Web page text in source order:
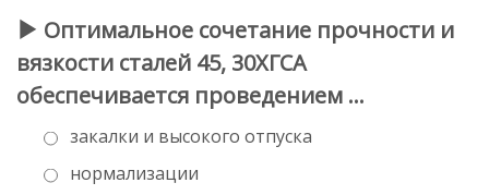
Оптимальное сочетание прочности и
вязкости сталей 45, 30ХГСА
обеспечивается проведением …
закалки и высокого отпуска
нормализации